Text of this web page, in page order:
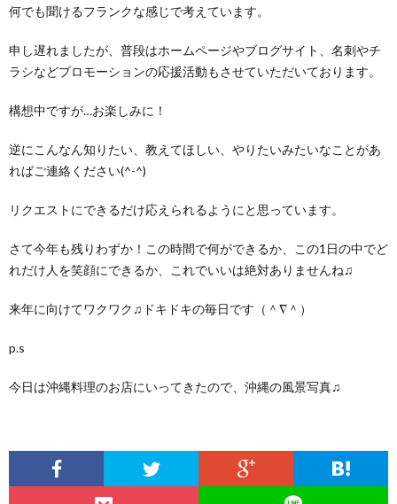
何でも聞けるフランクな感じで考えています。
申し遅れましたが、普段はホームページやブログサイト、名刺やチ
ラシなどプロモーションの応援活動もさせていただいております。
構想中ですが…お楽しみに！
逆にこんなん知りたい、教えてほしい、やりたいみたいなことがあ
ればご連絡ください(^-^)
リクエストにできるだけ応えられるようにと思っています。
さて今年も残りわずか！この時間で何ができるか、この1日の中でど
れだけ人を笑顔にできるか、これでいいは絶対ありませんね♫
来年に向けてワクワク♫ドキドキの毎日です（＾∇＾）
p.s
今日は沖縄料理のお店にいってきたので、沖縄の風景写真♫